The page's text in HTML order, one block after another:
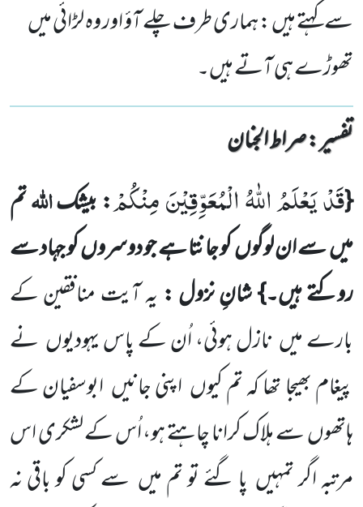
سے کہتے ہیں : ہماری طرف چلے آؤ اور وہ لڑائی میں
تھوڑے ہی آتے ہیں۔
تفسیر : ‎صراط الجنان
{قَدْ یَعْلَمُ اللّٰهُ الْمُعَوِّقِیْنَ مِنْكُمْ: بیشکاللہتم
میں سے ان لوگوں کو جانتا ہے جو دوسروں کو جہاد سے
روکتے ہیں۔}شانِ نزول : یہ آیت منافقین کے
بارے میں نازل ہوئی، اُن کے پاس یہودیوں نے
پیغام بھیجا تھا کہ تم کیوں اپنی جانیں ابوسفیان کے
ہاتھوں سے ہلاک کرانا چاہتے ہو، اُس کے لشکری اس
مرتبہ اگر تمہیں پا گئے تو تم میں سے کسی کو باقی نہ